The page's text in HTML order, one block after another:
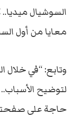
السوشيال
معايا من أول
وتابع: “في خلال
لتوضيح
حاجة على